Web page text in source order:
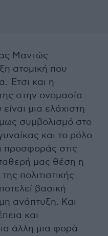
Μαντώς
ατομική που
Έτσι και η
στην ονομασία
μια ελάχιστη
συμβολισμό στο
και το ρόλο
προσφοράς στις
μας θέση η
πολιτιστικής
βασική
ανάπτυξη. Και
και
άλλη μια φορά